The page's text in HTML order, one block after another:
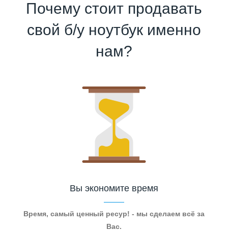
Почему стоит продавать
свой б/у ноутбук именно
нам?
Вы экономите время
Время, самый ценный ресур! - мы сделаем всё за
Вас.